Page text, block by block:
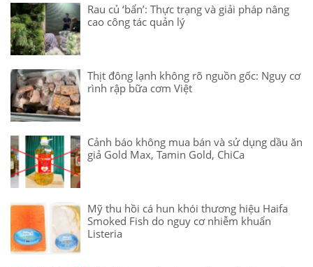
Rau củ ‘bẩn’: Thực trạng và giải pháp nâng
cao công tác quản lý
Thịt đông lạnh không rõ nguồn gốc: Nguy cơ
rình rập bữa cơm Việt
Cảnh báo không mua bán và sử dụng dầu ăn
giả Gold Max, Tamin Gold, ChiCa
Mỹ thu hồi cá hun khói thương hiệu Haifa
Smoked Fish do nguy cơ nhiễm khuẩn
Listeria